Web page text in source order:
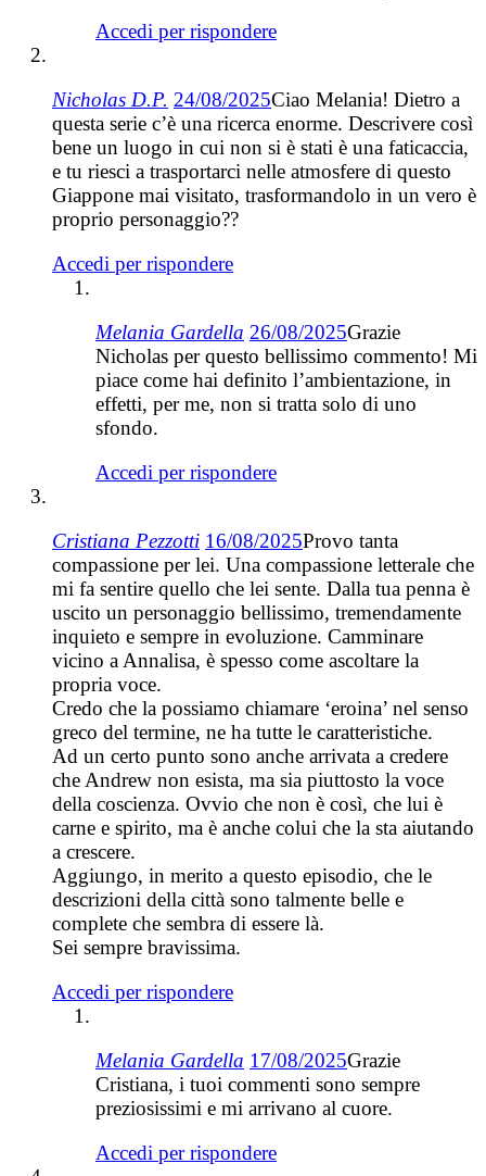
Accedi per rispondere
Nicholas D.P. 24/08/2025Ciao Melania! Dietro a
questa serie c’è una ricerca enorme. Descrivere così
bene un luogo in cui non si è stati è una faticaccia,
e tu riesci a trasportarci nelle atmosfere di questo
Giappone mai visitato, trasformandolo in un vero è
proprio personaggio??
Accedi per rispondere
Melania Gardella 26/08/2025Grazie
Nicholas per questo bellissimo commento! Mi
piace come hai definito l’ambientazione, in
effetti, per me, non si tratta solo di uno
sfondo.
Accedi per rispondere
Cristiana Pezzotti 16/08/2025Provo tanta
compassione per lei. Una compassione letterale che
mi fa sentire quello che lei sente. Dalla tua penna è
uscito un personaggio bellissimo, tremendamente
inquieto e sempre in evoluzione. Camminare
vicino a Annalisa, è spesso come ascoltare la
propria voce.
Credo che la possiamo chiamare ‘eroina’ nel senso
greco del termine, ne ha tutte le caratteristiche.
Ad un certo punto sono anche arrivata a credere
che Andrew non esista, ma sia piuttosto la voce
della coscienza. Ovvio che non è così, che lui è
carne e spirito, ma è anche colui che la sta aiutando
a crescere.
Aggiungo, in merito a questo episodio, che le
descrizioni della città sono talmente belle e
complete che sembra di essere là.
Sei sempre bravissima.
Accedi per rispondere
Melania Gardella 17/08/2025Grazie
Cristiana, i tuoi commenti sono sempre
preziosissimi e mi arrivano al cuore.
Accedi per rispondere